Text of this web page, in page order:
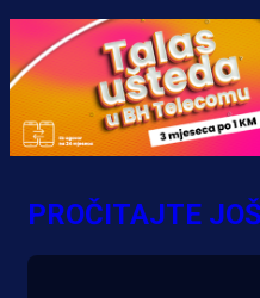
1 h 39 min
A Selekcija
Šta je
Njegova
zanimljivom
PROČITAJTE JOŠ